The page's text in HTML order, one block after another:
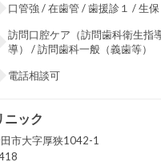
口管強 / 在歯管 / 歯援診１ /
訪問口腔ケア（訪問歯科衛生指
導） / 訪問歯科一般（義歯等）
電話相談可
ニック
市大字厚狭1042-1